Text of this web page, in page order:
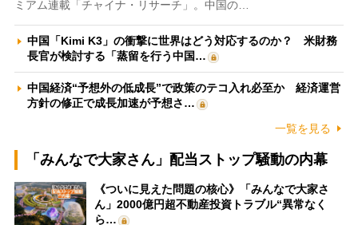
ミアム連載「チャイナ・リサーチ」。中国の…
中国「Kimi K3」の衝撃に世界はどう対応するのか？ 米財務
長官が検討する「蒸留を行う中国…
中国経済“予想外の低成長”で政策のテコ入れ必至か 経済運営
方針の修正で成長加速が予想さ…
一覧を見る
「みんなで大家さん」配当ストップ騒動の内幕
《ついに見えた問題の核心》「みんなで大家さ
ん」2000億円超不動産投資トラブル“異常なく
ら…